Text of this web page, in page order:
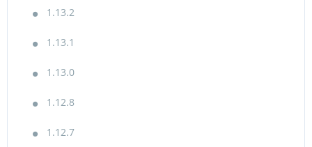
1.13.2
1.13.1
1.13.0
1.12.8
1.12.7